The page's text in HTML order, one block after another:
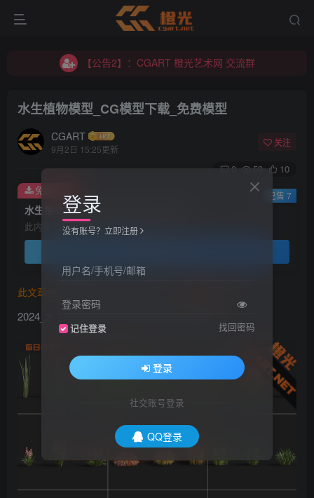
【公告2】：CGART 橙光艺术网 交流群
【公告2】：CGART 橙光艺术网 交流群
水生植物模型_CG模型下载_免费模型
CGART
9月2日 15:25更新
关注
0 59 10
水生植物模型_CG模型下载_免费模型
此内容为免费资源，请登录后查看
免费资源 已售 7
此文章由
2024_水生植物模型_CG模型下载_免费模型
登录
没有账号？立即注册
用户名/手机号/邮箱
登录密码
记住登录 找回密码
登录
社交账号登录
QQ登录